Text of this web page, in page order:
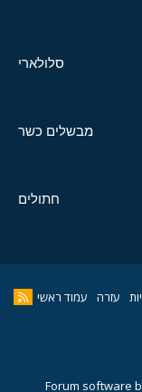
סלולארי
מבשלים כשר
חתולים
עזרה עמוד ראשי
Forum software